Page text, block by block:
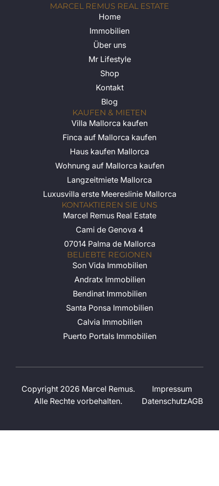
MARCEL REMUS REAL ESTATE
Home
Immobilien
Über uns
Mr Lifestyle
Shop
Kontakt
Blog
KAUFEN & MIETEN
Villa Mallorca kaufen
Finca auf Mallorca kaufen
Haus kaufen Mallorca
Wohnung auf Mallorca kaufen
Langzeitmiete Mallorca
Luxusvilla erste Meereslinie Mallorca
KONTAKTIEREN SIE UNS
Marcel Remus Real Estate
Cami de Genova 4
07014 Palma de Mallorca
BELIEBTE REGIONEN
Son Vida Immobilien
Andratx Immobilien
Bendinat Immobilien
Santa Ponsa Immobilien
Calvia Immobilien
Puerto Portals Immobilien
Copyright 2026 Marcel Remus.
Alle Rechte vorbehalten.
Impressum
DatenschutzAGB